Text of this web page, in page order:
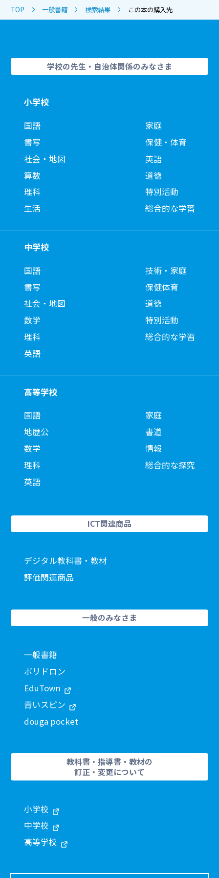
TOP 一般書籍 検索結果 この本の購入先
学校の先生・自治体関係のみなさま
小学校
国語
書写
社会・地図
算数
理科
生活
家庭
保健・体育
英語
道徳
特別活動
総合的な学習
中学校
国語
書写
社会・地図
数学
理科
英語
技術・家庭
保健体育
道徳
特別活動
総合的な学習
高等学校
国語
地歴公
数学
理科
英語
家庭
書道
情報
総合的な探究
ICT関連商品
デジタル教科書・教材
評価関連商品
一般のみなさま
一般書籍
ポリドロン
EduTown
青いスピン
douga pocket
教科書・指導書・教材の
訂正・変更について
小学校
中学校
高等学校